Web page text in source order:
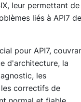
leur permettant de
liés à API7 de
pour API7,
d'architecture, la
les
correctifs de